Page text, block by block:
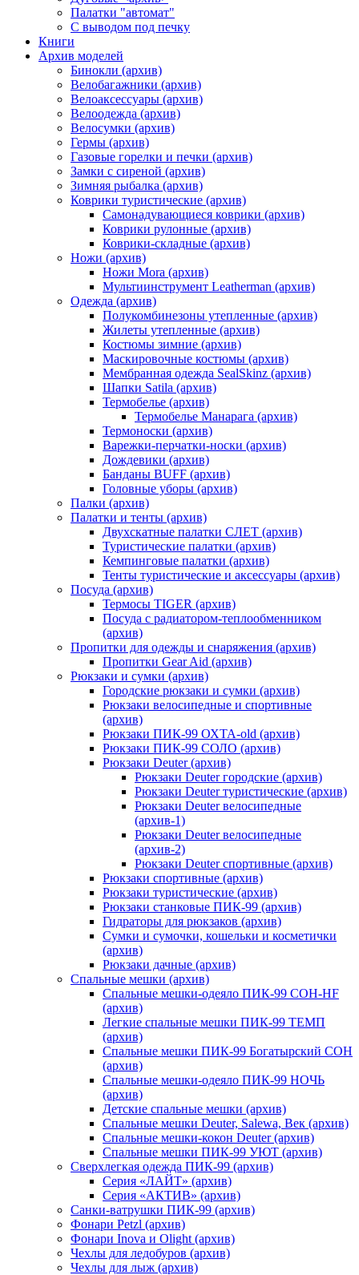
Палатки "автомат"
C выводом под печку
Книги
Архив моделей
Бинокли (архив)
Велобагажники (архив)
Велоаксессуары (архив)
Велоодежда (архив)
Велосумки (архив)
Гермы (архив)
Газовые горелки и печки (архив)
Замки с сиреной (архив)
Зимняя рыбалка (архив)
Коврики туристические (архив)
Самонадувающиеся коврики (архив)
Коврики рулонные (архив)
Коврики-складные (архив)
Ножи (архив)
Ножи Mora (архив)
Мультиинструмент Leatherman (архив)
Одежда (архив)
Полукомбинезоны утепленные (архив)
Жилеты утепленные (архив)
Костюмы зимние (архив)
Маскировочные костюмы (архив)
Мембранная одежда SealSkinz (архив)
Шапки Satila (архив)
Термобелье (архив)
Термобелье Манарага (архив)
Термоноски (архив)
Варежки-перчатки-носки (архив)
Дождевики (архив)
Банданы BUFF (архив)
Головные уборы (архив)
Палки (архив)
Палатки и тенты (архив)
Двухскатные палатки СЛЕТ (архив)
Туристические палатки (архив)
Кемпинговые палатки (архив)
Тенты туристические и аксессуары (архив)
Посуда (архив)
Термосы TIGER (архив)
Посуда с радиатором-теплообменником
(архив)
Пропитки для одежды и снаряжения (архив)
Пропитки Gear Aid (архив)
Рюкзаки и сумки (архив)
Городские рюкзаки и сумки (архив)
Рюкзаки велосипедные и спортивные
(архив)
Рюкзаки ПИК-99 ОХТА-old (архив)
Рюкзаки ПИК-99 СОЛО (архив)
Рюкзаки Deuter (архив)
Рюкзаки Deuter городские (архив)
Рюкзаки Deuter туристические (архив)
Рюкзаки Deuter велосипедные
(архив-1)
Рюкзаки Deuter велосипедные
(архив-2)
Рюкзаки Deuter спортивные (архив)
Рюкзаки спортивные (архив)
Рюкзаки туристические (архив)
Рюкзаки станковые ПИК-99 (архив)
Гидраторы для рюкзаков (архив)
Сумки и сумочки, кошельки и косметички
(архив)
Рюкзаки дачные (архив)
Спальные мешки (архив)
Спальные мешки-одеяло ПИК-99 СОН-HF
(архив)
Легкие спальные мешки ПИК-99 ТЕМП
(архив)
Спальные мешки ПИК-99 Богатырский СОН
(архив)
Спальные мешки-одеяло ПИК-99 НОЧЬ
(архив)
Детские спальные мешки (архив)
Спальные мешки Deuter, Salewa, Век (архив)
Спальные мешки-кокон Deuter (архив)
Спальные мешки ПИК-99 УЮТ (архив)
Сверхлегкая одежда ПИК-99 (архив)
Серия «ЛАЙТ» (архив)
Серия «АКТИВ» (архив)
Санки-ватрушки ПИК-99 (архив)
Фонари Petzl (архив)
Фонари Inova и Olight (архив)
Чехлы для ледобуров (архив)
Чехлы для лыж (архив)